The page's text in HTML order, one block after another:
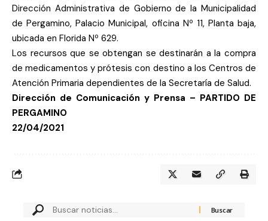
Dirección Administrativa de Gobierno de la Municipalidad
de Pergamino, Palacio Municipal, oficina Nº 11, Planta baja,
ubicada en Florida Nº 629.
Los recursos que se obtengan se destinarán a la compra
de medicamentos y prótesis con destino a los Centros de
Atención Primaria dependientes de la Secretaría de Salud.
Dirección de Comunicación y Prensa – PARTIDO DE
PERGAMINO
22/04/2021